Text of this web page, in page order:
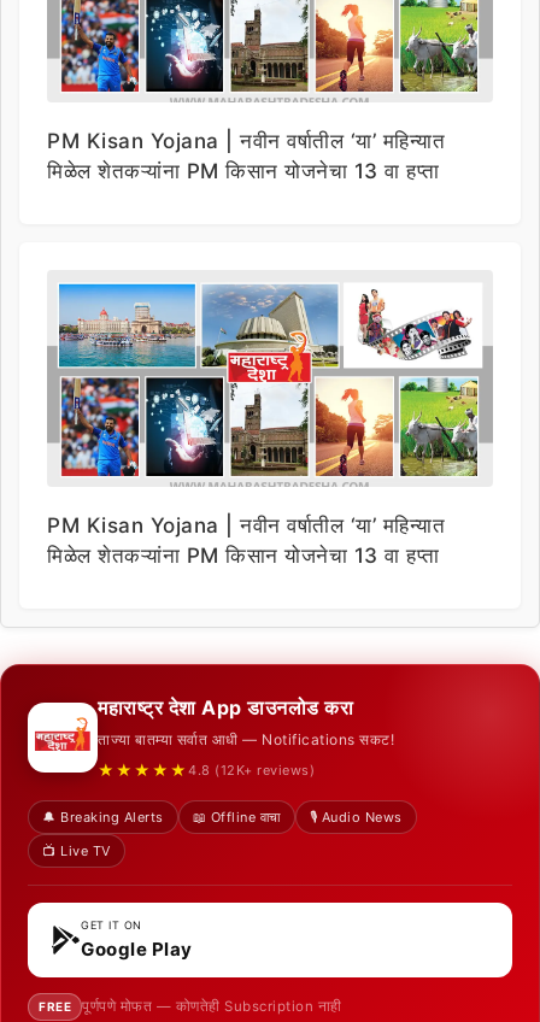
PM Kisan Yojana | नवीन वर्षातील ‘या’ महिन्यात
मिळेल शेतकऱ्यांना PM किसान योजनेचा 13 वा हप्ता
PM Kisan Yojana | नवीन वर्षातील ‘या’ महिन्यात
मिळेल शेतकऱ्यांना PM किसान योजनेचा 13 वा हप्ता
महाराष्ट्र देशा App डाउनलोड करा
ताज्या बातम्या सर्वात आधी — Notifications सकट!
★★★★★ 4.8 (12K+ reviews)
🔔 Breaking Alerts 📖 Offline वाचा
🎙️ Audio News
📺 Live TV
GET IT ON
Google Play
FREE पूर्णपणे मोफत — कोणतेही Subscription नाही